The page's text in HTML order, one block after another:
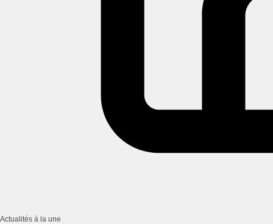
Actualités à la une